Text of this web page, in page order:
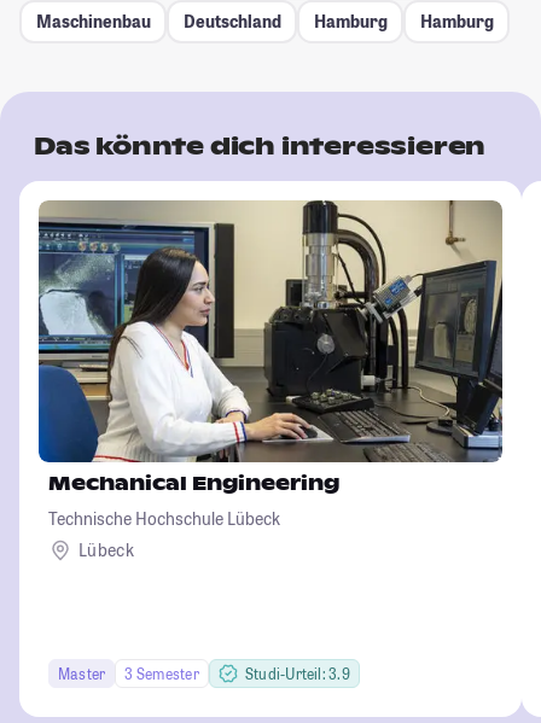
Maschinenbau
Deutschland Hamburg Hamburg
Das könnte dich interessieren
Mechanical Engineering
Technische Hochschule Lübeck
Lübeck
Master 3 Semester Studi-Urteil: 3.9